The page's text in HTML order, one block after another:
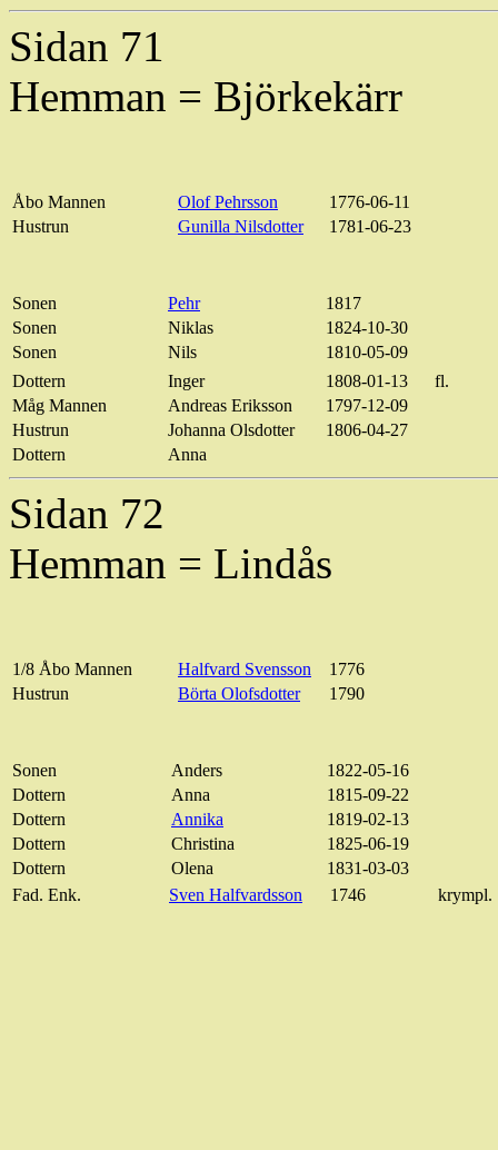
Sidan 71
Hemman = Björkekärr
Åbo Mannen OlofPehrsson
1776-06-11
Hustrun
Gunilla Nilsdotter 1781-06-23
Sonen Pehr
1817
Sonen
Niklas
1824-10-30
Sonen
Nils
1810-05-09
Dottern
Inger 1808-01-13
fl.
Måg Mannen
Andreas Eriksson
1797-12-09
Hustrun
Johanna Olsdotter
1806-04-27
Dottern
Anna
Sidan 72
Hemman = Lindås
1/8 Åbo Mannen Halfvard Svensson
1776
Hustrun
Börta Olofsdotter 1790
Sonen Anders
1822-05-16
Dottern
Anna
1815-09-22
Dottern
Annika
1819-02-13
Dottern
Christina
1825-06-19
Dottern
Olena
1831-03-03
Fad. Enk. Sven Halfvardsson 1746 krympl.